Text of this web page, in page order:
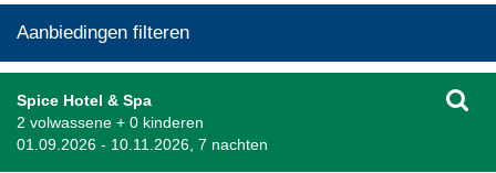
Aanbiedingen filteren
Spice Hotel & Spa
2 volwassene + 0 kinderen
01.09.2026 - 10.11.2026, 7 nachten